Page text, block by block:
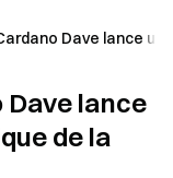
Dave lance
Dave lance
de la